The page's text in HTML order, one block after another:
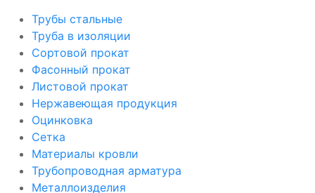
Трубы стальные
Труба в изоляции
Сортовой прокат
Фасонный прокат
Листовой прокат
Нержавеющая продукция
Оцинковка
Сетка
Материалы кровли
Трубопроводная арматура
Металлоизделия